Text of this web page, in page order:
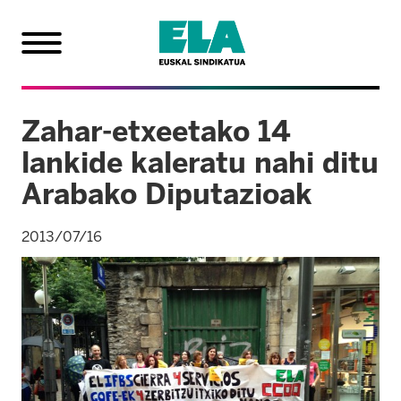
Zahar-etxeetako 14
lankide kaleratu nahi ditu
Arabako Diputazioak
2013/07/16